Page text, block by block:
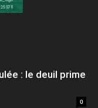
: le deuil prime
0